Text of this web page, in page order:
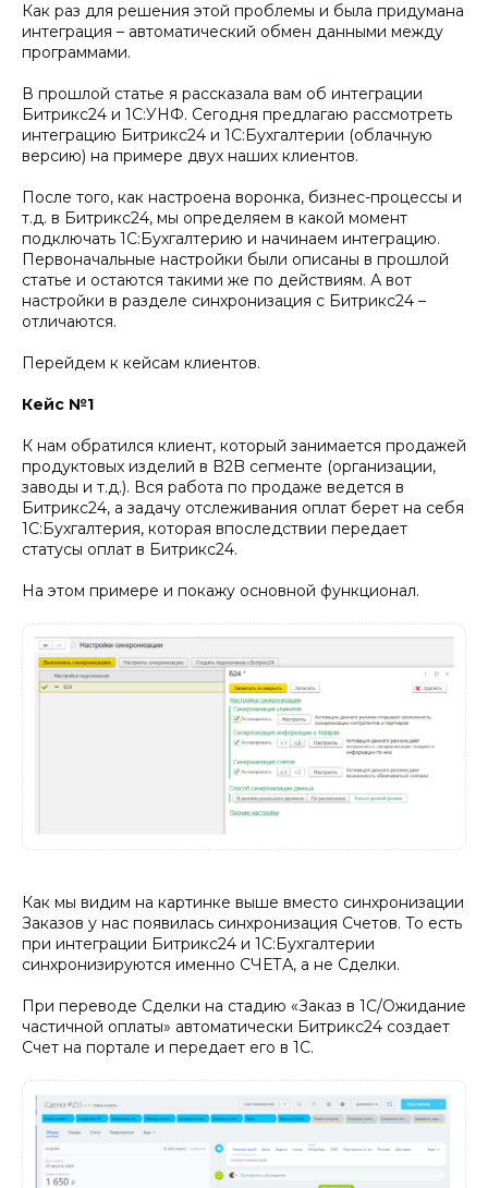
Как раз для решения этой проблемы и была придумана
интеграция – автоматический обмен данными между
программами.
В прошлой статье я рассказала вам об интеграции
Битрикс24 и 1С:УНФ. Сегодня предлагаю рассмотреть
интеграцию Битрикс24 и 1С:Бухгалтерии (облачную
версию) на примере двух наших клиентов.
После того, как настроена воронка, бизнес-процессы и
т.д. в Битрикс24, мы определяем в какой момент
подключать 1С:Бухгалтерию и начинаем интеграцию.
Первоначальные настройки были описаны в прошлой
статье и остаются такими же по действиям. А вот
настройки в разделе синхронизация с Битрикс24 –
отличаются.
Перейдем к кейсам клиентов.
Кейс №1
К нам обратился клиент, который занимается продажей
продуктовых изделий в B2B сегменте (организации,
заводы и т.д.). Вся работа по продаже ведется в
Битрикс24, а задачу отслеживания оплат берет на себя
1С:Бухгалтерия, которая впоследствии передает
статусы оплат в Битрикс24.
На этом примере и покажу основной функционал.
Как мы видим на картинке выше вместо синхронизации
Заказов у нас появилась синхронизация Счетов. То есть
при интеграции Битрикс24 и 1С:Бухгалтерии
синхронизируются именно СЧЕТА, а не Сделки.
При переводе Сделки на стадию «Заказ в 1С/Ожидание
частичной оплаты» автоматически Битрикс24 создает
Счет на портале и передает его в 1С.